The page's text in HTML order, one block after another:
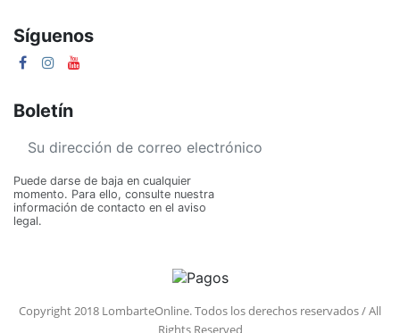
Síguenos
Boletín
Puede darse de baja en cualquier
momento. Para ello, consulte nuestra
información de contacto en el aviso
legal.
Copyright 2018 LombarteOnline. Todos los derechos reservados / All
Rights Reserved